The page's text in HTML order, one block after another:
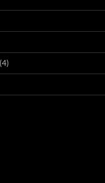
(4)